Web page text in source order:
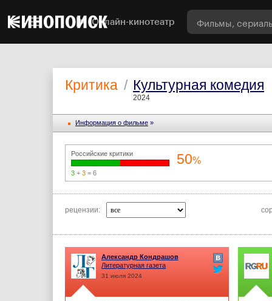
Онлайн-кинотеатр
Критика / Культурная комедия
2024
Информация o фильме »
Российские критики 50%
3 + 3 = 6
рецензии:
Александр Кондрашов
Литературная газета
31 июля 2024